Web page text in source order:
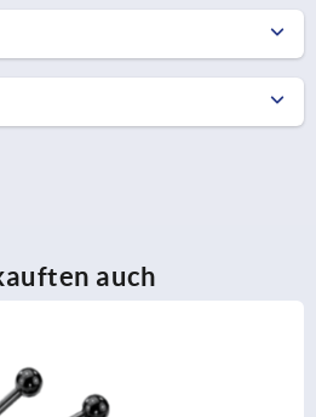
auch